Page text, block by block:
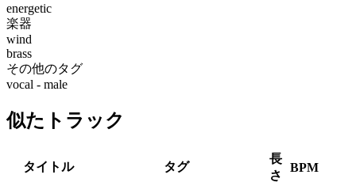
energetic
楽器
wind
brass
その他のタグ
vocal - male
似たトラック
タイトル タグ
長
さ
BPM